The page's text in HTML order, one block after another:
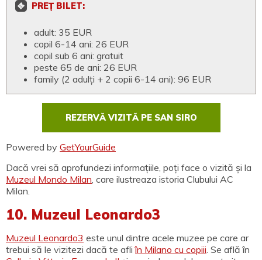
PREȚ BILET:
adult: 35 EUR
copil 6-14 ani: 26 EUR
copil sub 6 ani: gratuit
peste 65 de ani: 26 EUR
family (2 adulți + 2 copii 6-14 ani): 96 EUR
REZERVĂ VIZITĂ PE SAN SIRO
Powered by GetYourGuide
Dacă vrei să aprofundezi informațiile, poți face o vizită și la
Muzeul Mondo Milan, care ilustreaza istoria Clubului AC
Milan.
10. Muzeul Leonardo3
Muzeul Leonardo3 este unul dintre acele muzee pe care ar
trebui să le vizitezi dacă te afliîn Milano cu copiii. Se află în